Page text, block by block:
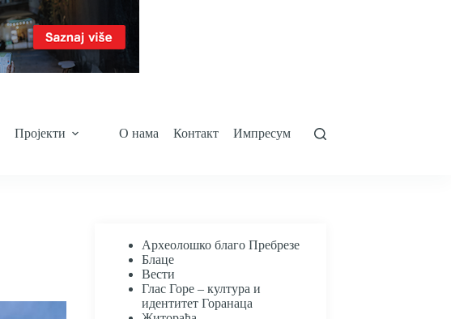
Пројекти О нама Контакт Импресум
Археолошко благо Пребрезе
Блаце
Вести
Глас Горе – култура и
идентитет Горанаца